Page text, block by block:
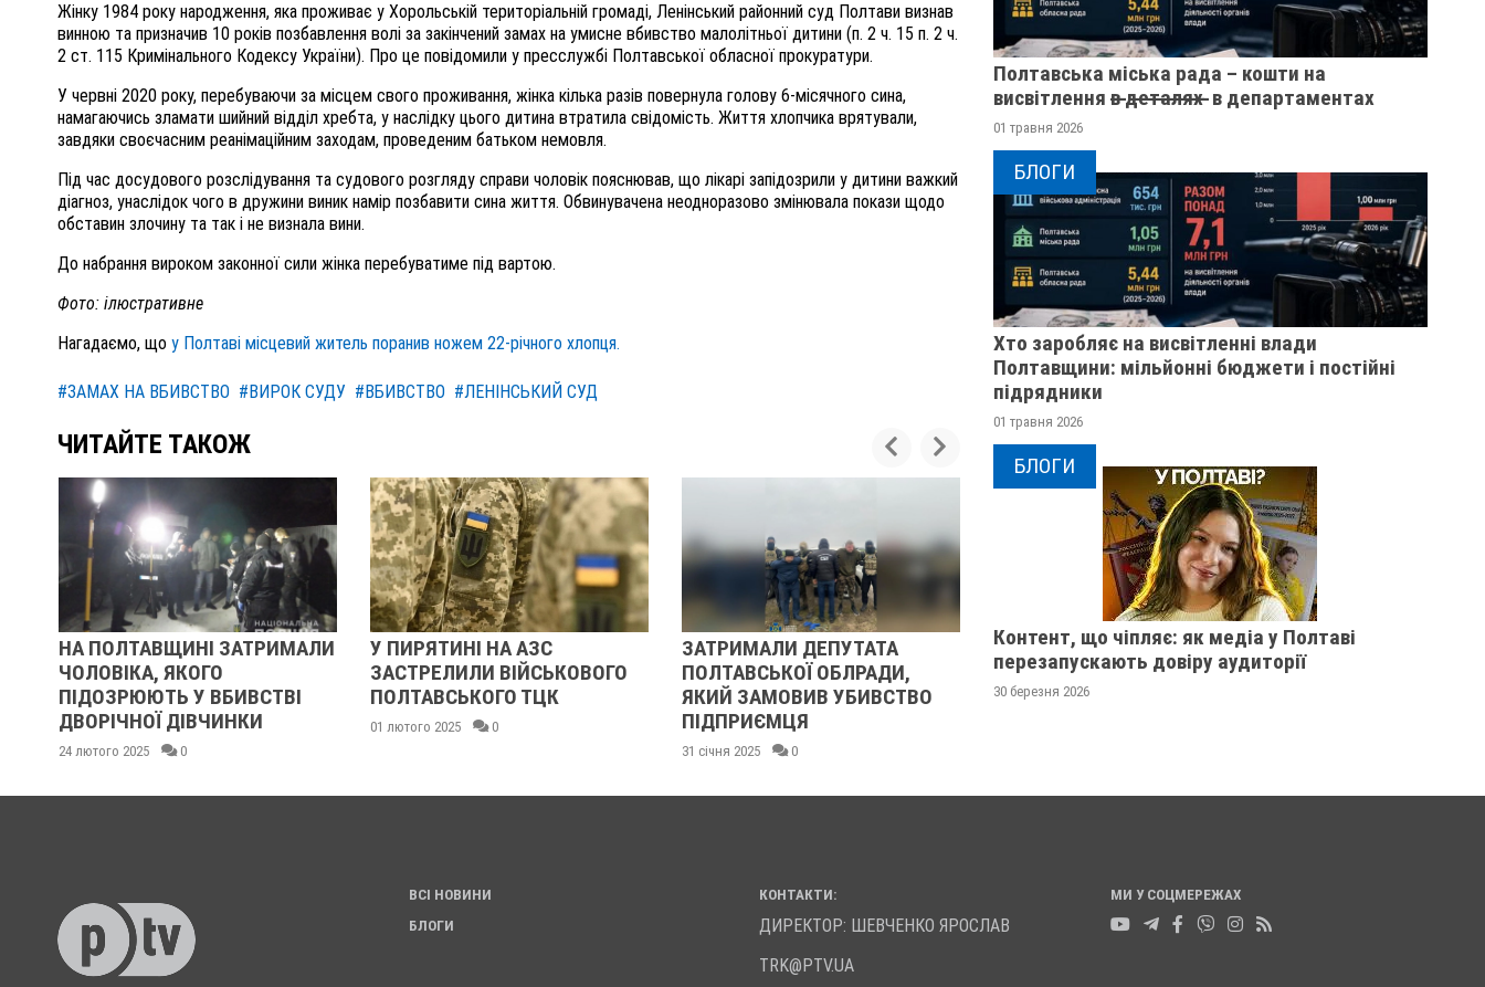
Жінку 1984 року народження, яка проживає у Хорольській територіальній громаді, Ленінський районний суд Полтави визнав
винною та призначив 10 років позбавлення волі за закінчений замах на умисне вбивство малолітньої дитини (п. 2 ч. 15 п. 2 ч.
2 ст. 115 Кримінального Кодексу України). Про це повідомили у пресслужбі Полтавської обласної прокуратури.
У червні 2020 року, перебуваючи за місцем свого проживання, жінка кілька разів повернула голову 6-місячного сина,
намагаючись зламати шийний відділ хребта, у наслідку цього дитина втратила свідомість. Життя хлопчика врятували,
завдяки своєчасним реанімаційним заходам, проведеним батьком немовля.
Під час досудового розслідування та судового розгляду справи чоловік пояснював, що лікарі запідозрили у дитини важкий
діагноз, унаслідок чого в дружини виник намір позбавити сина життя. Обвинувачена неодноразово змінювала покази щодо
обставин злочину та так і не визнала вини.
До набрання вироком законної сили жінка перебуватиме під вартою.
Фото: ілюстративне
Нагадаємо, що у Полтаві місцевий житель поранив ножем 22-річного хлопця.
#ЗАМАХ НА ВБИВСТВО #ВИРОК СУДУ #ВБИВСТВО #ЛЕНІНСЬКИЙ СУД
ЧИТАЙТЕ ТАКОЖ
НА ПОЛТАВЩИНІ ЗАТРИМАЛИ
ЧОЛОВІКА, ЯКОГО
ПІДОЗРЮЮТЬ У ВБИВСТВІ
ДВОРІЧНОЇ ДІВЧИНКИ
24 лютого 2025 0
У ПИРЯТИНІ НА АЗС
ЗАСТРЕЛИЛИ ВІЙСЬКОВОГО
ПОЛТАВСЬКОГО ТЦК
01 лютого 2025 0
ЗАТРИМАЛИ ДЕПУТАТА
ПОЛТАВСЬКОЇ ОБЛРАДИ,
ЯКИЙ ЗАМОВИВ УБИВСТВО
ПІДПРИЄМЦЯ
31 січня 2025 0
СУДИТИМУТЬ ПОЛТАВЦЯ,
ЯКОГО ОБВИНУВАЧУЮТЬ У
ЗҐВАЛТУВАННІ ТА ВБИВСТВІ
У ПОЛТАВІ
Полтавська міська рада – кошти на
висвітлення в̶ ̶д̶е̶т̶а̶л̶я̶х̶ ̶ в департаментах
01 травня 2026
БЛОГИ
Хто заробляє на висвітленні влади
Полтавщини: мільйонні бюджети і постійні
підрядники
01 травня 2026
БЛОГИ
Контент, що чіпляє: як медіа у Полтаві
перезапускають довіру аудиторії
30 березня 2026
ВСІ НОВИНИ
БЛОГИ
КОНТАКТИ:
ДИРЕКТОР: ШЕВЧЕНКО ЯРОСЛАВ
TRK@PTV.UA
МИ У СОЦМЕРЕЖАХ